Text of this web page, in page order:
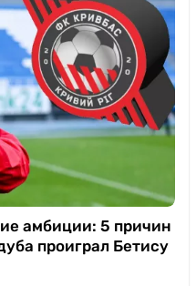
амбиции: 5 причин
проиграл Бетису